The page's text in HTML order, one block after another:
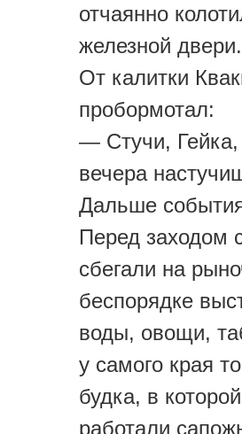
отчаянно
железной двери.
От калитки
пробормотал:
— Стучи, Гейка,
вечера
Дальше
Перед заходом
сбегали на
беспорядке
воды, овощи,
у самого края
будка, в
работали